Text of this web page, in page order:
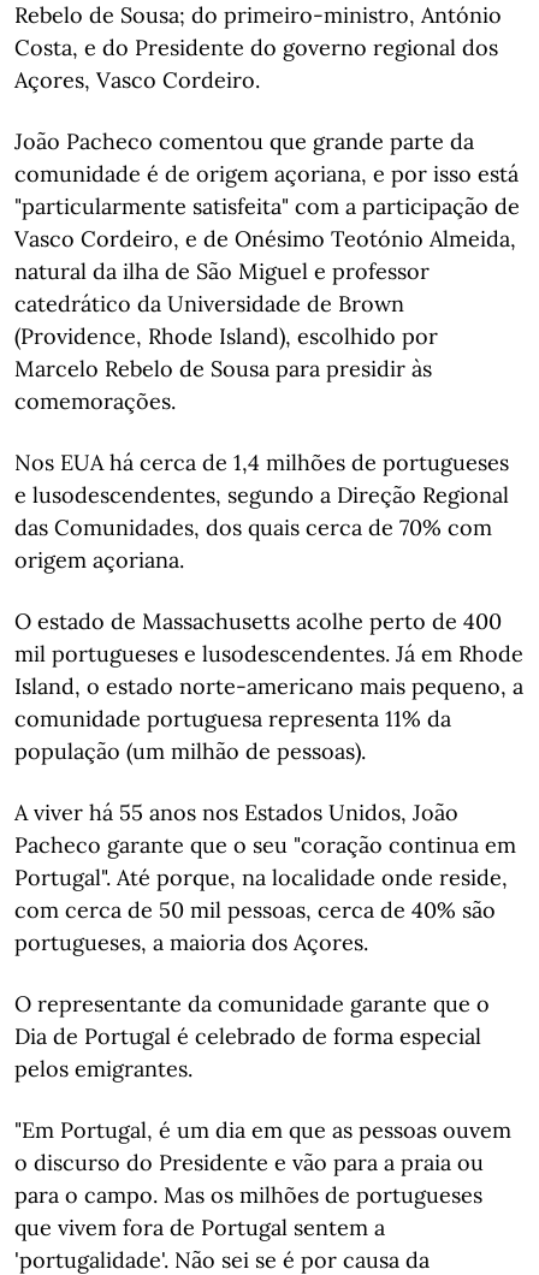
Rebelo de Sousa; do primeiro-ministro, António
Costa, e do Presidente do governo regional dos
Açores, Vasco Cordeiro.
João Pacheco comentou que grande parte da
comunidade é de origem açoriana, e por isso está
"particularmente satisfeita" com a participação de
Vasco Cordeiro, e de Onésimo Teotónio Almeida,
natural da ilha de São Miguel e professor
catedrático da Universidade de Brown
(Providence, Rhode Island), escolhido por
Marcelo Rebelo de Sousa para presidir às
comemorações.
Nos EUA há cerca de 1,4 milhões de portugueses
e lusodescendentes, segundo a Direção Regional
das Comunidades, dos quais cerca de 70% com
origem açoriana.
O estado de Massachusetts acolhe perto de 400
mil portugueses e lusodescendentes. Já em Rhode
Island, o estado norte-americano mais pequeno, a
comunidade portuguesa representa 11% da
população (um milhão de pessoas).
A viver há 55 anos nos Estados Unidos, João
Pacheco garante que o seu "coração continua em
Portugal". Até porque, na localidade onde reside,
com cerca de 50 mil pessoas, cerca de 40% são
portugueses, a maioria dos Açores.
O representante da comunidade garante que o
Dia de Portugal é celebrado de forma especial
pelos emigrantes.
"Em Portugal, é um dia em que as pessoas ouvem
o discurso do Presidente e vão para a praia ou
para o campo. Mas os milhões de portugueses
que vivem fora de Portugal sentem a
'portugalidade'. Não sei se é por causa da